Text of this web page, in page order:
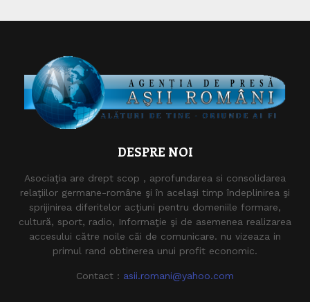
DESPRE NOI
Asociaţia are drept scop , aprofundarea si consolidarea
relaţiilor germane-române şi în acelaşi timp îndeplinirea şi
sprijinirea diferitelor acţiuni pentru domeniile formare,
cultură, sport, radio, Informaţie şi de asemenea realizarea
accesului către noile căi de comunicare. nu vizeaza in
primul rand obtinerea unui profit economic.
Contact : asii.romani@yahoo.com